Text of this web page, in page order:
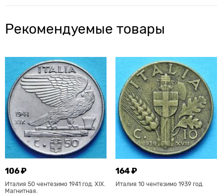
Рекомендуемые товары
106 ₽
Италия 50 чентезимо 1941 год. XIX.
Магнитная.
164 ₽
Италия 10 чентезимо 1939 год.